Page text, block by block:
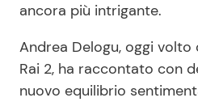
ancora più intrigante.
Andrea Delogu, oggi volto
Rai 2, ha raccontato con
nuovo equilibrio